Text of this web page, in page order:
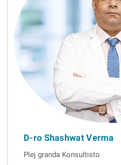
D-ro Shashwat Verma
Plej granda Konsultisto